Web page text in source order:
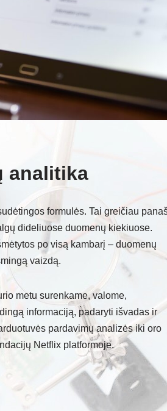
analitika
formulės. Tai greičiau
dideliuose duomenų kiekiuose.
po visą kambarį – duomenų
vaizdą.
metu surenkame, valome,
informaciją, padaryti išvadas ir
pardavimų analizės iki oro
Netflix platformoje.